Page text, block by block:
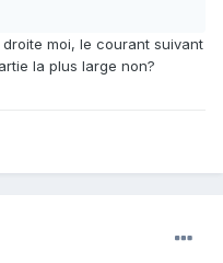
moi, le courant suivant
la plus large non?